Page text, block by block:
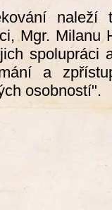
naleží
Mgr. Milanu
spolupráci
a